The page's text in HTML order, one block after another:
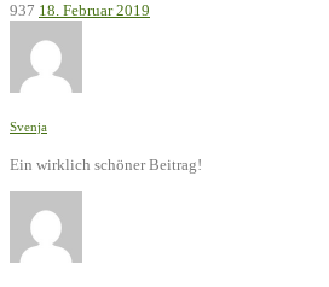
937 18. Februar 2019
Svenja
Ein wirklich schöner Beitrag!